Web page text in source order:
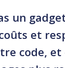
un
et
code,